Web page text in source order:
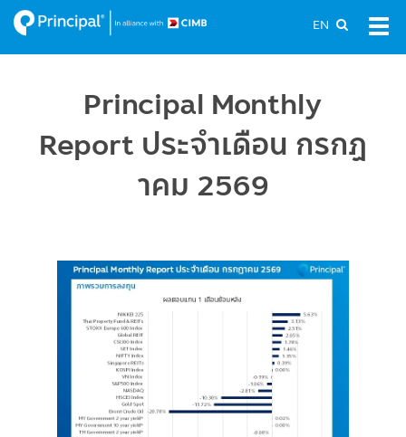
Skip
to
main
EN
Principal Monthly
Report ประจำเดือน กรกฏ
าคม 2569
Image